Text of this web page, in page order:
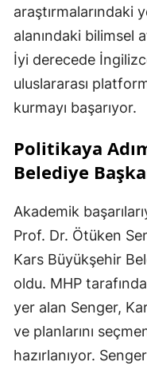
araştırmalarındaki
alanındaki bilimsel
İyi derecede
uluslararası
kurmayı başarıyor.
Politikaya
Belediye
Akademik
Prof. Dr. Ötüken
Kars Büyükşehir
oldu. MHP
yer alan Senger,
ve planlarını
hazırlanıyor.